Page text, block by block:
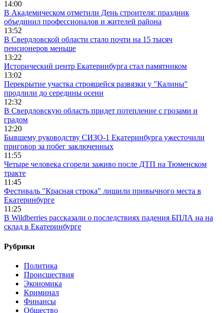
14:00
В Академическом отметили День строителя: праздник
объединил профессионалов и жителей района
13:52
В Свердловской области стало почти на 15 тысяч
пенсионеров меньше
13:22
Исторический центр Екатеринбурга стал памятником
13:02
Перекрытие участка строящейся развязки у "Калины"
продлили до середины осени
12:32
В Свердловскую область придет потепление с грозами и
градом
12:20
Бывшему руководству СИЗО-1 Екатеринбурга ужесточили
приговор за побег заключенных
11:55
Четыре человека сгорели заживо после ДТП на Тюменском
тракте
11:45
Фестиваль "Красная строка" лишили привычного места в
Екатеринбурге
11:25
В Wildberries рассказали о последствиях падения БПЛА на на
склад в Екатеринбурге
Рубрики
Политика
Происшествия
Экономика
Криминал
Финансы
Общество